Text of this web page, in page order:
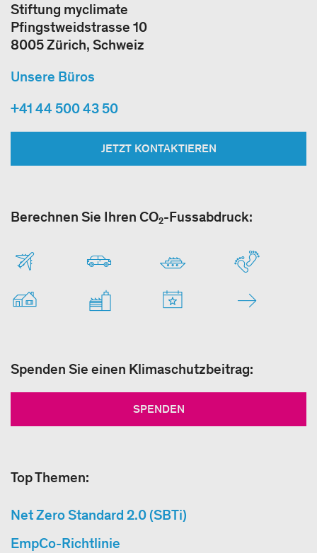
Stiftung myclimate
Pfingstweidstrasse 10
8005 Zürich, Schweiz
Unsere Büros
+41 44 500 43 50
JETZT KONTAKTIEREN
Berechnen Sie Ihren CO₂-Fussabdruck:
Spenden Sie einen Klimaschutzbeitrag:
SPENDEN
Top Themen:
Net Zero Standard 2.0 (SBTi)
EmpCo-Richtlinie